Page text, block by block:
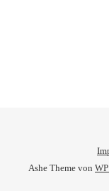
Ashe Theme von